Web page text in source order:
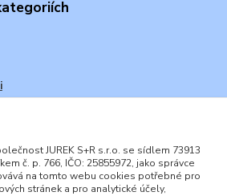
ENGLISH
JUREK S+R s.r.o. se sídlem 73913
č. p. 766, IČO: 25855972, jako správce
na tomto webu cookies potřebné pro
stránek a pro analytické účely,